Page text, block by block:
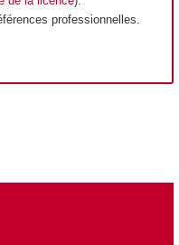
professionnelles.